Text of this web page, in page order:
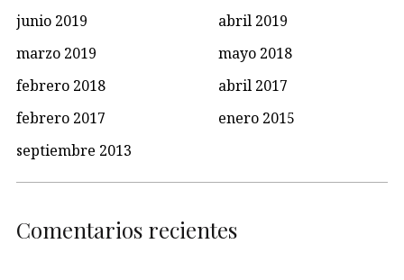
junio 2019
abril 2019
marzo 2019
mayo 2018
febrero 2018
abril 2017
febrero 2017
enero 2015
septiembre 2013
Comentarios recientes